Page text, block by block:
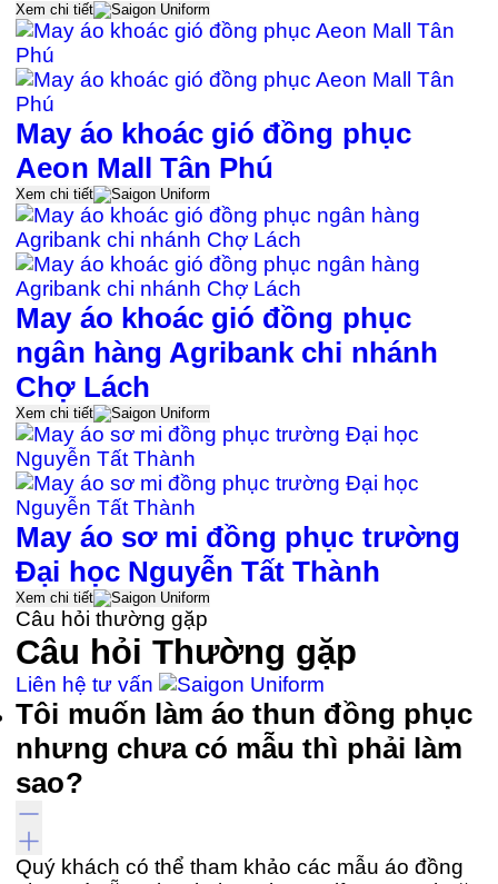
Xem chi tiết
May áo khoác gió đồng phục
Aeon Mall Tân Phú
Xem chi tiết
May áo khoác gió đồng phục
ngân hàng Agribank chi nhánh
Chợ Lách
Xem chi tiết
May áo sơ mi đồng phục trường
Đại học Nguyễn Tất Thành
Xem chi tiết
Câu hỏi thường gặp
Câu hỏiThường gặp
Liên hệ tư vấn
Tôi muốn làm áo thun đồng phục
nhưng chưa có mẫu thì phải làm
sao?
Quý khách có thể tham khảo các mẫu áo đồng